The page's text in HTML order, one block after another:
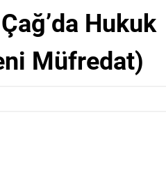
Hukuk
Müfredat)